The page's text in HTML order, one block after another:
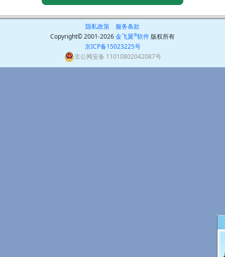
隐私政策
服务条款
Copyright© 2001-2026金飞翼®软件 版权所有
京ICP备15023225号
京公网安备 11010802042087号